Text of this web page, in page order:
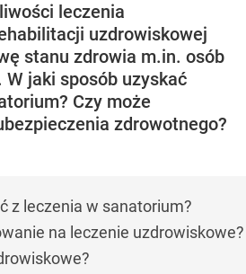
leczenia
uzdrowiskowej
stanu zdrowia m.in. osób
jaki sposób uzyskać
Czy może
zdrowotnego?
z leczenia w sanatorium?
na leczenie uzdrowiskowe?